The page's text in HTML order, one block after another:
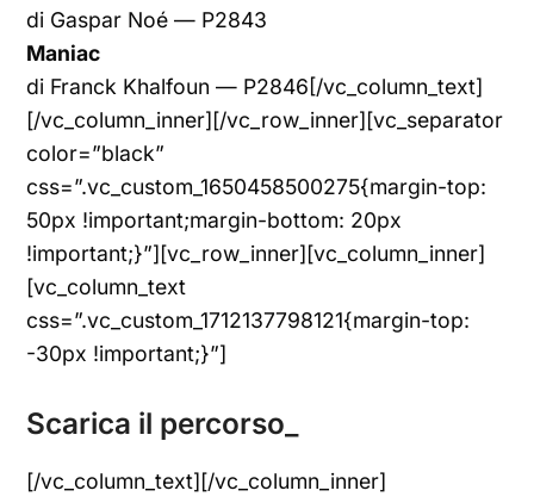
di Gaspar Noé — P2843
Maniac
di Franck Khalfoun — P2846[/vc_column_text]
[/vc_column_inner][/vc_row_inner][vc_separator
color=”black”
css=”.vc_custom_1650458500275{margin-top:
50px !important;margin-bottom: 20px
!important;}”][vc_row_inner][vc_column_inner]
[vc_column_text
css=”.vc_custom_1712137798121{margin-top:
-30px !important;}”]
Scarica il percorso_
[/vc_column_text][/vc_column_inner]